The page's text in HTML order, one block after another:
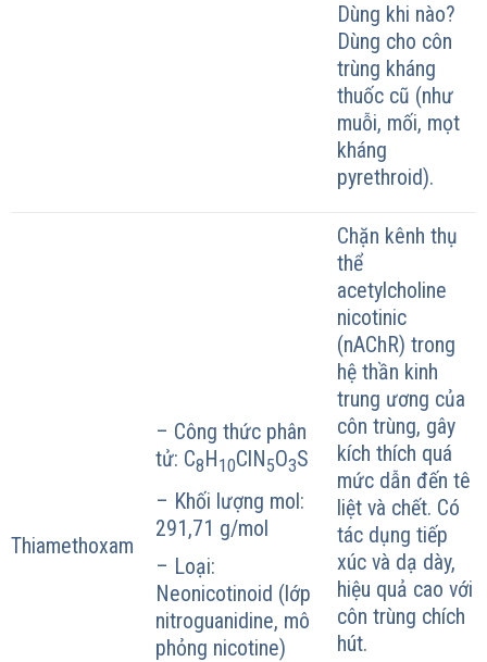
Dùng khi nào?
Dùng cho côn
trùng kháng
thuốc cũ (như
muỗi, mối, mọt
kháng
pyrethroid).
Thiamethoxam
– Công thức phân
tử: C8 H 10ClN 5O3S
– Khối lượng mol:
291,71 g/mol
– Loại:
Neonicotinoid (lớp
nitroguanidine, mô
phỏng nicotine)
Chặn kênh thụ
thể
acetylcholine
nicotinic
(nAChR) trong
hệ thần kinh
trung ương của
côn trùng, gây
kích thích quá
mức dẫn đến tê
liệt và chết. Có
tác dụng tiếp
xúc và dạ dày,
hiệu quả cao với
côn trùng chích
hút.